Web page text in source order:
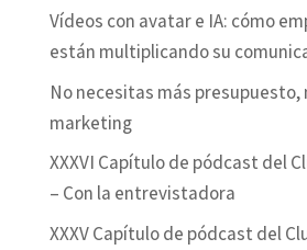
Vídeos con avatar e IA: cómo
están multiplicando su
No necesitas más
marketing
XXXVI Capítulo de pódcast del
– Con la entrevistadora
XXXV Capítulo de pódcast del